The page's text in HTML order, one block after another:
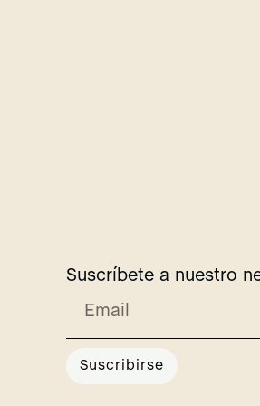
Suscríbete a nuestro
Suscribirse